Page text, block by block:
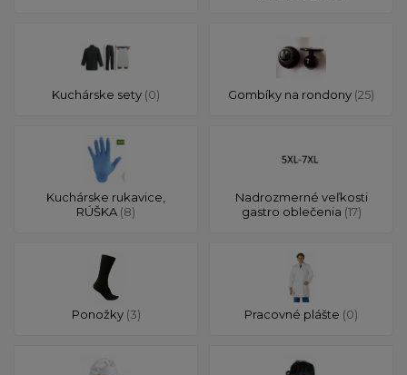
Kuchárske sety (0) Gombíky na rondony (25)
Kuchárske rukavice,
RÚŠKA (8)
Nadrozmerné veľkosti
gastro oblečenia (17)
Ponožky (3) Pracovné plášte (0)